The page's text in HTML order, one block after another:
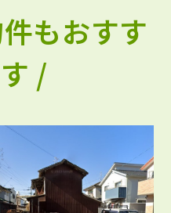
もおすす
/